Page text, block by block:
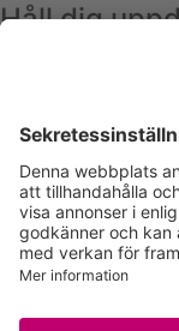
Håll dig
Ta del av
Du kan när som